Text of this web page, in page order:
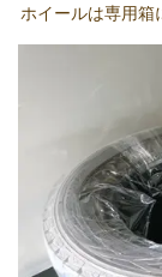
ホイールは専用箱